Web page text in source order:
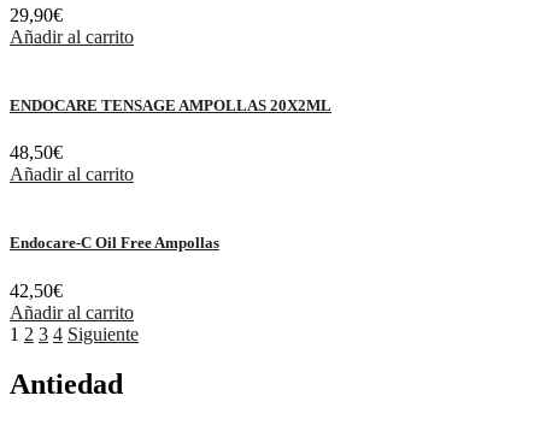
29,90€
Añadir al carrito
ENDOCARE TENSAGE AMPOLLAS 20X2ML
48,50€
Añadir al carrito
Endocare-C Oil Free Ampollas
42,50€
Añadir al carrito
1 2 3 4 Siguiente
Antiedad